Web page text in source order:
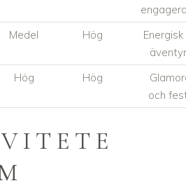
Medel Hög
Hög Hög
och